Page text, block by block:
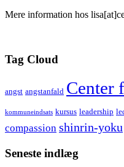
Mere information hos
Tag Cloud
angst angstanfald Center
kommuneindsats kursus leadership
compassion shinrin-yoku
Seneste indlæg